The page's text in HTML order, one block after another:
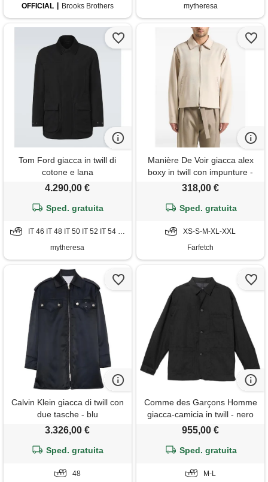
OFFICIAL
Brooks Brothers
mytheresa
Tom Ford giacca in twill di
cotone e lana
4.290,00 €
Sped. gratuita
IT 46 IT 48 IT 50 IT 52 IT 54 IT 56 IT 58
mytheresa
Manière De Voir giacca alex
boxy in twill con impunture -
toni neutri
318,00 €
Sped. gratuita
XS-S-M-XL-XXL
Farfetch
Calvin Klein giacca di twill con
due tasche - blu
3.326,00 €
Sped. gratuita
48
Comme des Garçons Homme
giacca-camicia in twill - nero
955,00 €
Sped. gratuita
M-L